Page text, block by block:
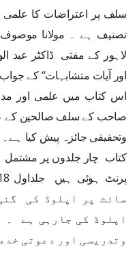
سلف پر اعتراضات کا علمی
تصنیف ہے ۔ مولانا
لاہور کے مفتی ڈاکٹر عبد
اور آیات متشابہات‘‘ کے
اس کتاب میں علمی اور
صاحب کےسلف صالحین کے
وتحقیقی جائزہ پیش کیا
کتاب چار جلدوں پر
سائٹ پر اپلوڈ کی
اپلوڈ کی جارہی ہے ۔
وتدریسی اور دعوتی